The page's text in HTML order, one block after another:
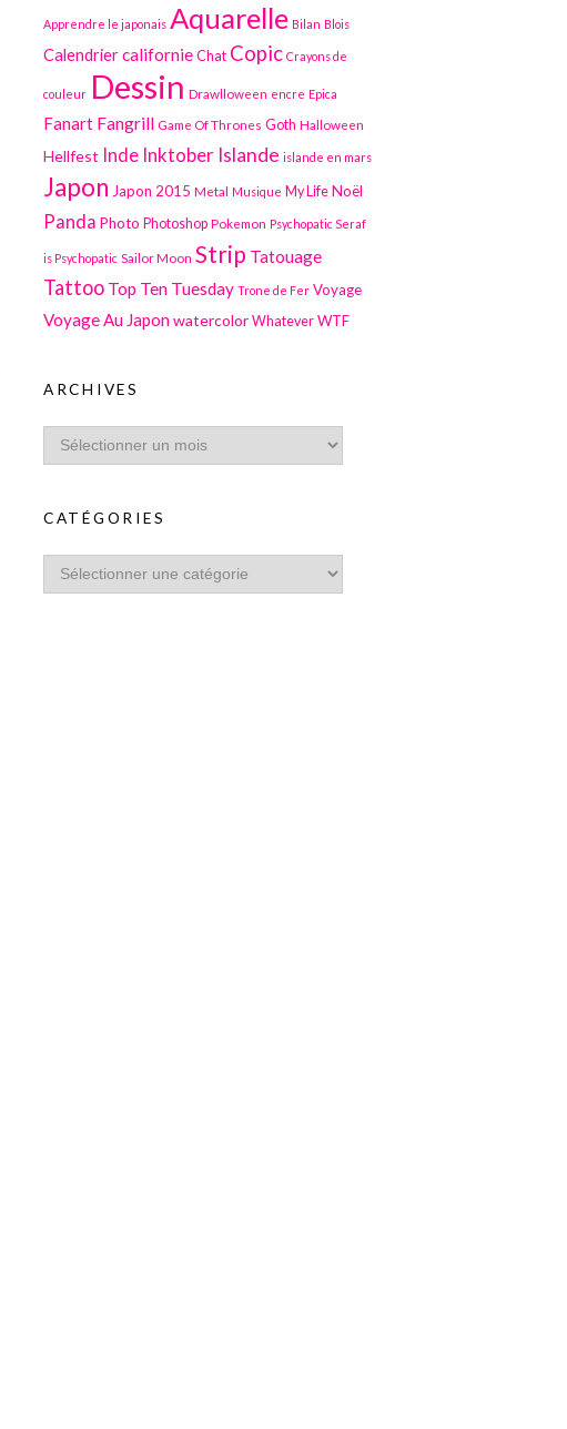
Apprendre le japonais Aquarelle Bilan Blois
Calendriercalifornie Chat Copic Crayons de
couleur Dessin Drawlloween encre Epica
Fanart Fangrill Game Of Thrones Goth Halloween
Hellfest Inde Inktober Islande islande en mars
Japon Japon 2015 Metal Musique My Life Noël
Panda Photo Photoshop Pokemon Psychopatic Seraf
is Psychopatic Sailor Moon Strip Tatouage
Tattoo Top Ten Tuesday Trone de Fer Voyage
Voyage Au Japonwatercolor Whatever WTF
ARCHIVES
CATÉGORIES